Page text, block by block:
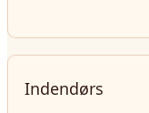
Indendørs